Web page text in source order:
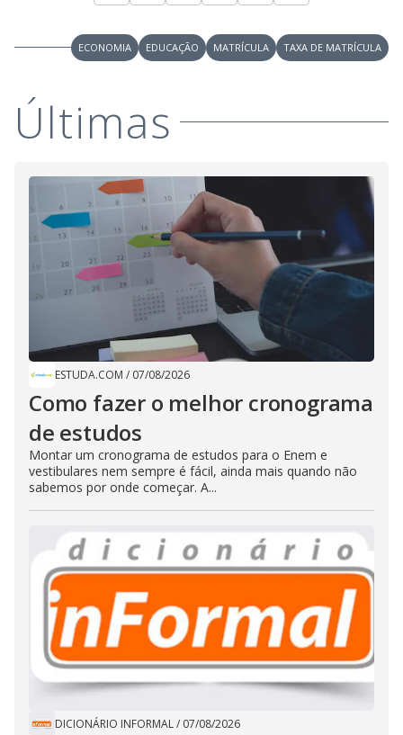
ECONOMIA EDUCAÇÃO MATRÍCULA TAXA DE MATRÍCULA
Últimas
ESTUDA.COM / 07/08/2026
Como fazer o melhor cronograma
de estudos
Montar um cronograma de estudos para o Enem e
vestibulares nem sempre é fácil, ainda mais quando não
sabemos por onde começar. A...
DICIONÁRIO INFORMAL/ 07/08/2026